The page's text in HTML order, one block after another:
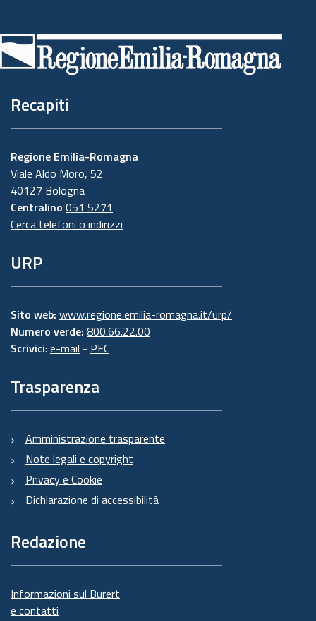
di
pagina
Recapiti
Regione Emilia-Romagna
Viale Aldo Moro, 52
40127 Bologna
Centralino 051 5271
Cerca telefoni o indirizzi
URP
Sito web: www.regione.emilia-romagna.it/urp/
Numero verde: 800.66.22.00
Scrivici: e-mail - PEC
Trasparenza
Amministrazione trasparente
Note legali e copyright
Privacy e Cookie
Dichiarazione di accessibilità
Redazione
Informazioni sul Burert
e contatti